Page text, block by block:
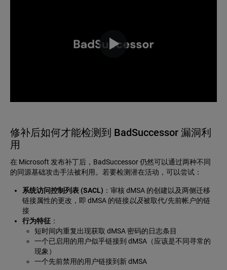
修补后如何才能检测到 BadSuccessor 漏洞利
用
在 Microsoft 发布补丁后，BadSuccessor 仍然可以通过两种不同
的同源基础攻击手法被利用。若要检测潜在活动，可以尝试：
系统访问控制列表 (SACL) ：审核 dMSA 的创建以及两侧迁移
链接属性的更改，即 dMSA 的链接以及被取代/先前帐户的链
接
行为特征 ：
短时间内重复出现获取 dMSA 密码的日志条目
一个已启用的用户似乎链接到 dMSA（应该是不同寻常的
现象）
一个先前禁用的用户链接到新 dMSA